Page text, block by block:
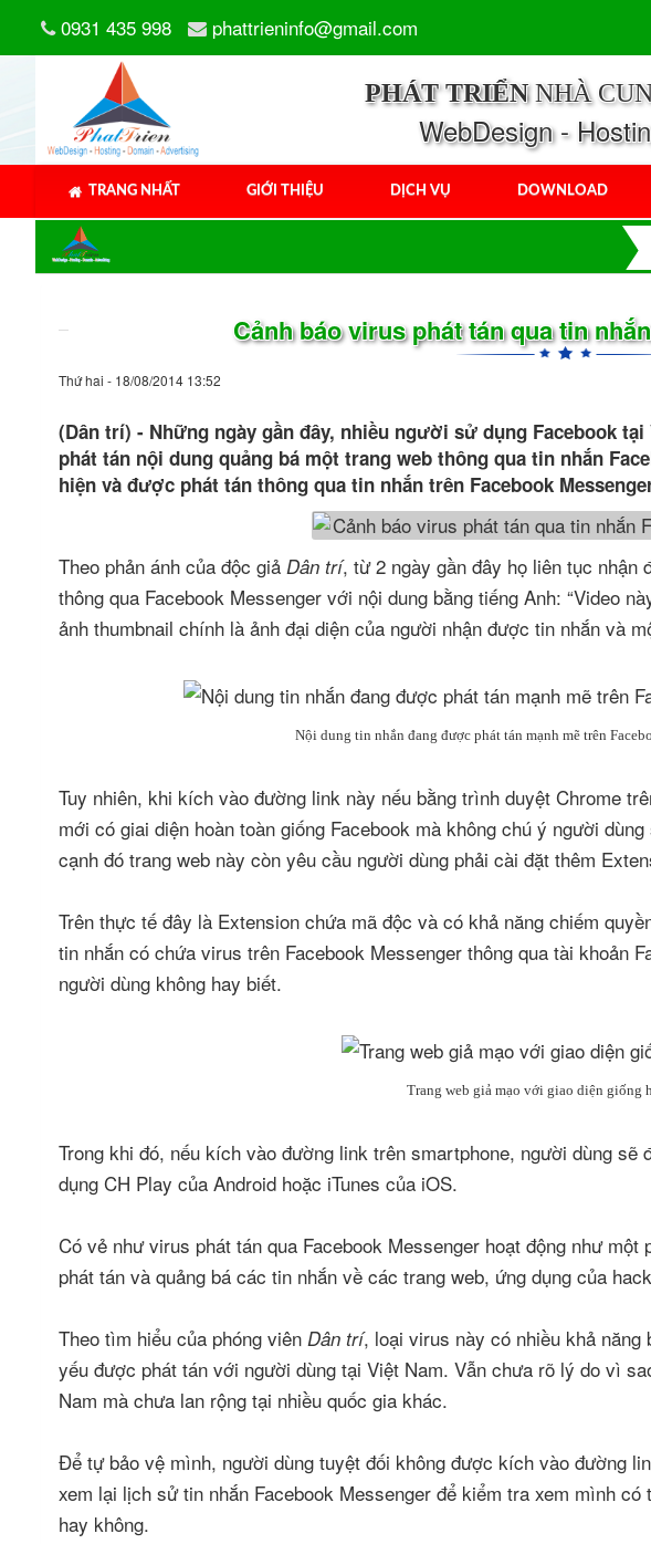
0931 435 998 phattrieninfo@gmail.com
PHÁT TRIỂNNHÀ
WebDesign -
TRANG NHẤT GIỚI THIỆU DỊCH VỤ DOWNLOAD
Cảnh báo virus phát tán qua tin
Thứ hai - 18/08/2014 13:52
(Dân trí) - Những ngày gần đây, nhiều người sử dụng Facebook
phát tán nội dung quảng bá một trang web thông qua tin nhắn
hiện và được phát tán thông qua tin nhắn trên Facebook
Theo phản ánh của độc giả Dân trí, từ 2 ngày gần đây họ liên tục nhận
thông qua Facebook Messenger với nội dung bằng tiếng Anh: “Video
ảnh thumbnail chính là ảnh đại diện của người nhận được tin nhắn và
Nội dung tin nhắn đang được phát tán mạnh mẽ trên
Tuy nhiên, khi kích vào đường link này nếu bằng trình duyệt Chrome
mới có giai diện hoàn toàn giống Facebook mà không chú ý người
cạnh đó trang web này còn yêu cầu người dùng phải cài đặt thêm
Trên thực tế đây là Extension chứa mã độc và có khả năng chiếm
tin nhắn có chứa virus trên Facebook Messenger thông qua tài khoản
người dùng không hay biết.
Trang web giả mạo với giao diện giống
Trong khi đó, nếu kích vào đường link trên smartphone, người dùng
dụng CH Play của Android hoặc iTunes của iOS.
Có vẻ như virus phát tán qua Facebook Messenger hoạt động như
phát tán và quảng bá các tin nhắn về các trang web, ứng dụng của
Theo tìm hiểu của phóng viên Dân trí, loại virus này có nhiều khả
yếu được phát tán với người dùng tại Việt Nam. Vẫn chưa rõ lý do vì
Nam mà chưa lan rộng tại nhiều quốc gia khác.
Để tự bảo vệ mình, người dùng tuyệt đối không được kích vào đường
xem lại lịch sử tin nhắn Facebook Messenger để kiểm tra xem mình
hay không.